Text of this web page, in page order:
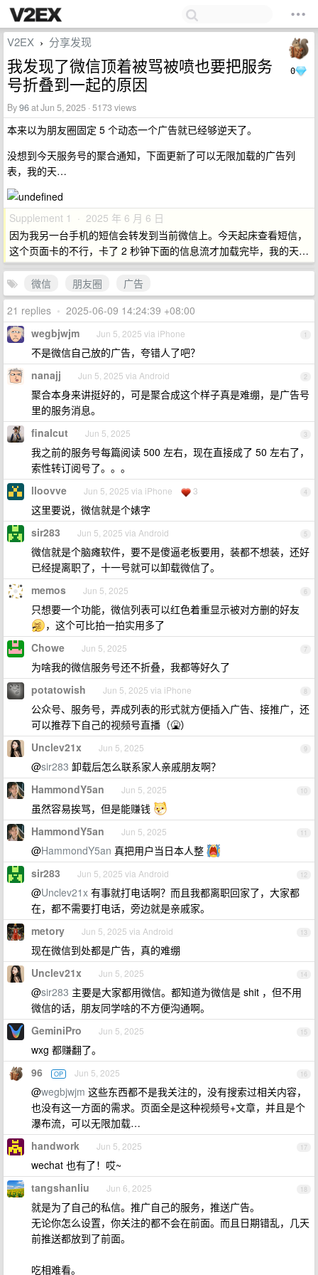
0
V2EX › 分享发现
我发现了微信顶着被骂被喷也要把服务
号折叠到一起的原因
By96at Jun 5, 2025 · 5173 views
本来以为朋友圈固定 5 个动态一个广告就已经够逆天了。
没想到今天服务号的聚合通知，下面更新了可以无限加载的广告列
表，我的天…
Supplement 1 · 2025 年 6 月 6 日
因为我另一台手机的短信会转发到当前微信上。今天起床查看短信，
这个页面卡的不行，卡了 2 秒钟下面的信息流才加载完毕，我的天…
微信 朋友圈
广告
21 replies • 2025-06-09 14:24:39 +08:00
1
wegbjwjm Jun 5, 2025 via iPhone
不是微信自己放的广告，夸错人了吧？
2
nanajj Jun 5, 2025 via Android
聚合本身来讲挺好的，可是聚合成这个样子真是难绷，是广告号
里的服务消息。
3
finalcut Jun 5, 2025
我之前的服务号每篇阅读 500 左右，现在直接成了 50 左右了，
索性转订阅号了。。。
4
lloovve Jun 5, 2025 via iPhone 3
这里要说，微信就是个婊字
5
sir283 Jun 5, 2025 via Android
微信就是个脑瘫软件，要不是傻逼老板要用，装都不想装，还好
已经提离职了，十一号就可以卸载微信了。
6
memos Jun 5, 2025
只想要一个功能，微信列表可以红色着重显示被对方删的好友
，这个可比拍一拍实用多了
7
Chowe Jun 5, 2025
为啥我的微信服务号还不折叠，我都等好久了
8
potatowish Jun 5, 2025 via iPhone
公众号、服务号，弄成列表的形式就方便插入广告、接推广，还
可以推荐下自己的视频号直播（🤮）
9
Unclev21x Jun 5, 2025
@sir283 卸载后怎么联系家人亲戚朋友啊？
10
HammondY5an Jun 5, 2025
虽然容易挨骂，但是能赚钱
11
HammondY5an Jun 5, 2025
@HammondY5an 真把用户当日本人整
12
sir283 Jun 5, 2025 via Android
@Unclev21x 有事就打电话啊？而且我都离职回家了，大家都
在，都不需要打电话，旁边就是亲戚家。
13
metory Jun 5, 2025 via Android
现在微信到处都是广告，真的难绷
14
Unclev21x Jun 5, 2025
@sir283 主要是大家都用微信。都知道为微信是 shit ，但不用
微信的话，朋友同学啥的不方便沟通啊。
15
GeminiPro Jun 5, 2025
wxg 都赚翻了。
16
96 OP Jun 5, 2025
@wegbjwjm 这些东西都不是我关注的，没有搜索过相关内容，
也没有这一方面的需求。页面全是这种视频号+文章，并且是个
瀑布流，可以无限加载…
17
handwork Jun 5, 2025
wechat 也有了！哎~
18
tangshanliu Jun 6, 2025
就是为了自己的私信。推广自己的服务，推送广告。
无论你怎么设置，你关注的都不会在前面。而且日期错乱，几天
前推送都放到了前面。
吃相难看。